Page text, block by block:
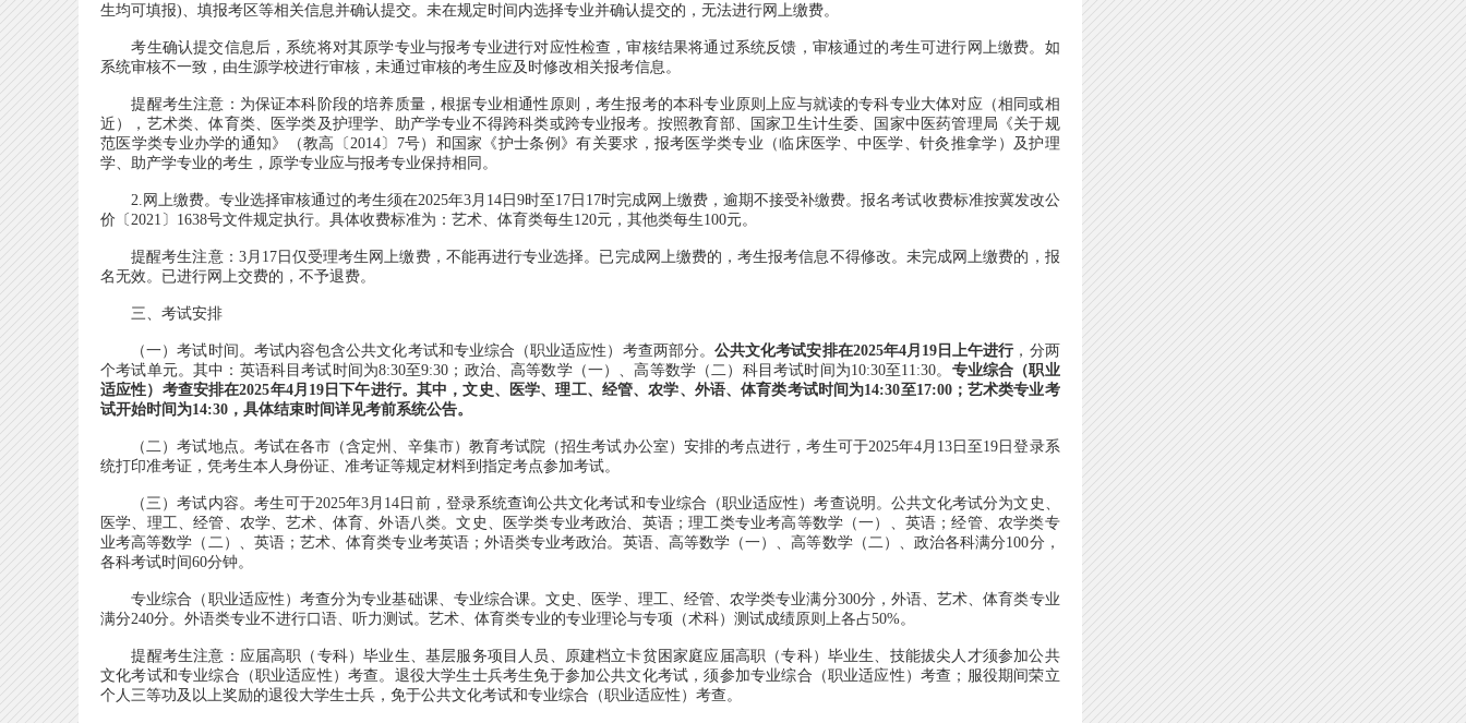
生均可填报)、填报考区等相关信息并确认提交。未在规定时间内选择专业并确认提交的，无法进行网上缴费。
考生确认提交信息后，系统将对其原学专业与报考专业进行对应性检查，审核结果将通过系统反馈，审核通过的考生可进行网上缴费。如
系统审核不一致，由生源学校进行审核，未通过审核的考生应及时修改相关报考信息。
提醒考生注意：为保证本科阶段的培养质量，根据专业相通性原则，考生报考的本科专业原则上应与就读的专科专业大体对应（相同或相
近），艺术类、体育类、医学类及护理学、助产学专业不得跨科类或跨专业报考。按照教育部、国家卫生计生委、国家中医药管理局《关于规
范医学类专业办学的通知》（教高〔2014〕7号）和国家《护士条例》有关要求，报考医学类专业（临床医学、中医学、针灸推拿学）及护理
学、助产学专业的考生，原学专业应与报考专业保持相同。
2.网上缴费。专业选择审核通过的考生须在2025年3月14日9时至17日17时完成网上缴费，逾期不接受补缴费。报名考试收费标准按冀发改公
价〔2021〕1638号文件规定执行。具体收费标准为：艺术、体育类每生120元，其他类每生100元。
提醒考生注意：3月17日仅受理考生网上缴费，不能再进行专业选择。已完成网上缴费的，考生报考信息不得修改。未完成网上缴费的，报
名无效。已进行网上交费的，不予退费。
三、考试安排
（一）考试时间。考试内容包含公共文化考试和专业综合（职业适应性）考查两部分。公共文化考试安排在2025年4月19日上午进行，分两
个考试单元。其中：英语科目考试时间为8:30至9:30；政治、高等数学（一）、高等数学（二）科目考试时间为10:30至11:30。 专业综合（职业
适应性）考查安排在2025年4月19日下午进行。其中，文史、医学、理工、经管、农学、外语、体育类考试时间为14:30至17:00；艺术类专业考
试开始时间为14:30，具体结束时间详见考前系统公告。
（二）考试地点。考试在各市（含定州、辛集市）教育考试院（招生考试办公室）安排的考点进行，考生可于2025年4月13日至19日登录系
统打印准考证，凭考生本人身份证、准考证等规定材料到指定考点参加考试。
（三）考试内容。考生可于2025年3月14日前，登录系统查询公共文化考试和专业综合（职业适应性）考查说明。公共文化考试分为文史、
医学、理工、经管、农学、艺术、体育、外语八类。文史、医学类专业考政治、英语；理工类专业考高等数学（一）、英语；经管、农学类专
业考高等数学（二）、英语；艺术、体育类专业考英语；外语类专业考政治。英语、高等数学（一）、高等数学（二）、政治各科满分100分，
各科考试时间60分钟。
专业综合（职业适应性）考查分为专业基础课、专业综合课。文史、医学、理工、经管、农学类专业满分300分，外语、艺术、体育类专业
满分240分。外语类专业不进行口语、听力测试。艺术、体育类专业的专业理论与专项（术科）测试成绩原则上各占50%。
提醒考生注意：应届高职（专科）毕业生、基层服务项目人员、原建档立卡贫困家庭应届高职（专科）毕业生、技能拔尖人才须参加公共
文化考试和专业综合（职业适应性）考查。退役大学生士兵考生免于参加公共文化考试，须参加专业综合（职业适应性）考查；服役期间荣立
个人三等功及以上奖励的退役大学生士兵，免于公共文化考试和专业综合（职业适应性）考查。